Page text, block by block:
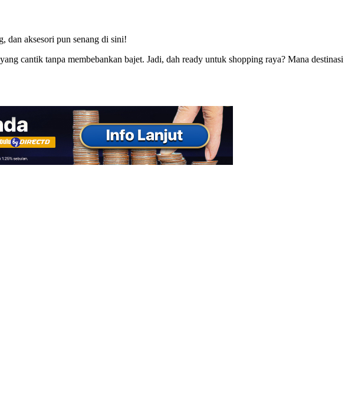
dan aksesori pun senang di sini!
cantik tanpa membebankan bajet. Jadi, dah ready untuk shopping raya? Mana destinasi